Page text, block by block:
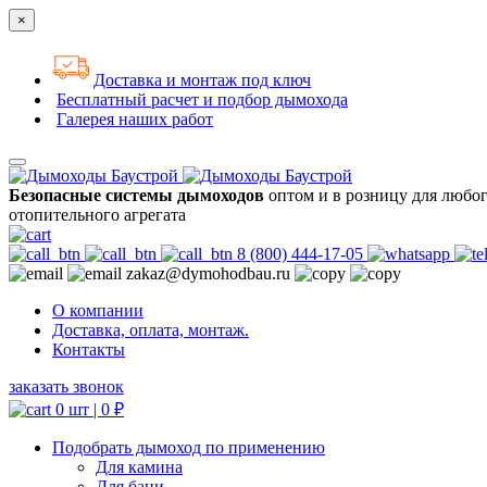
×
Доставка и монтаж под ключ
Бесплатный расчет и подбор дымохода
Галерея наших работ
Безопасные системы дымоходов оптом и в розницу для
отопительного агрегата
8 (800) 444-17-05
zakaz@dymohodbau.ru
О компании
Доставка, оплата, монтаж.
Контакты
заказать звонок
0 шт | 0 ₽
Подобрать дымоход по применению
Для камина